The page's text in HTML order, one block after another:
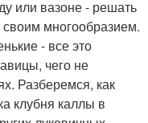
или вазоне - решать
многообразием.
- все это
чего не
Разберемся, как
клубня каллы в